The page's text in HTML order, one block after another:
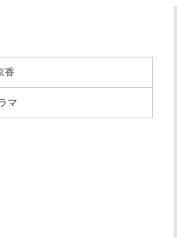
香
マ